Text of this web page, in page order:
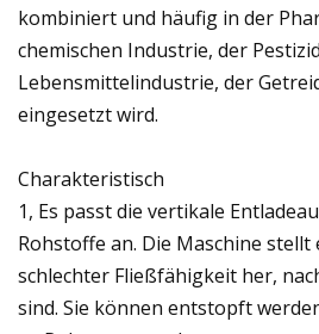
kombiniert und häufig in der
chemischen Industrie, der
Lebensmittelindustrie, der
eingesetzt wird.
Charakteristisch
1, Es passt die vertikale
Rohstoffe an. Die Maschine
schlechter Fließfähigkeit her,
sind. Sie können entstopft